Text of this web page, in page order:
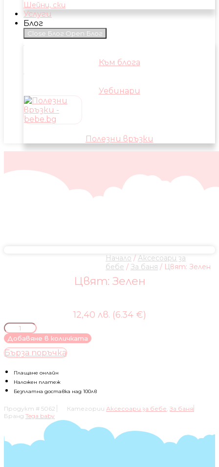
Шейни, ски
Услуги
Блог
Close Блог Open Блог
Към блога
Уебинари
Полезни връзки
Начало / Аксесоари за
бебе / За баня / Цвят: Зелен
Цвят: Зелен
12,40 лв. (6.34 €)
количество
за
Цвят:
Зелен
Добавяне в количката
Бърза поръчка
Плащане онлайн
Наложен платеж
Безплатна доставка над 100лв
Продукт # 5062 Категории Аксесоари за бебе, За баня
Бранд Tega baby